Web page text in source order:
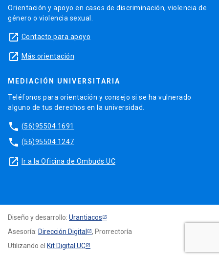
Orientación y apoyo en casos de discriminación, violencia de
género o violencia sexual.
launch Contacto para apoyo
launch Más orientación
MEDIACIÓN UNIVERSITARIA
Teléfonos para orientación y consejo si se ha vulnerado
alguno de tus derechos en la universidad.
phone (56)95504 1691
phone (56)95504 1247
launch Ir a la Oficina de Ombuds UC
Diseño y desarrollo: Urantiacos
Asesoría: Dirección Digital
, Prorrectoría
Utilizando el Kit Digital UC